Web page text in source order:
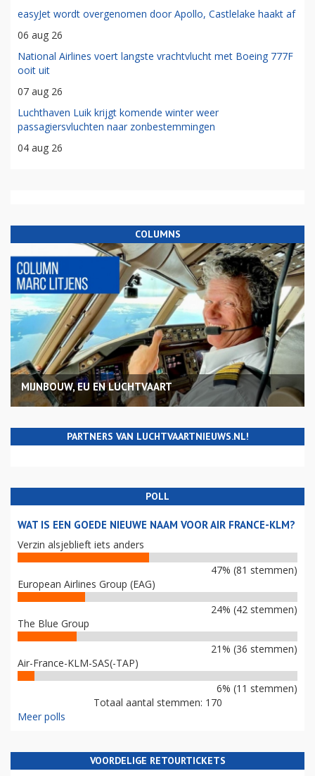
easyJet wordt overgenomen door Apollo, Castlelake haakt af
06 aug 26
National Airlines voert langste vrachtvlucht met Boeing 777F
ooit uit
07 aug 26
Luchthaven Luik krijgt komende winter weer
passagiersvluchten naar zonbestemmingen
04 aug 26
COLUMNS
MIJNBOUW, EU EN LUCHTVAART
PARTNERS VAN LUCHTVAARTNIEUWS.NL!
POLL
WAT IS EEN GOEDE NIEUWE NAAM VOOR AIR FRANCE-KLM?
Verzin alsjeblieft iets anders
47% (81 stemmen)
European Airlines Group (EAG)
24% (42 stemmen)
The Blue Group
21% (36 stemmen)
Air-France-KLM-SAS(-TAP)
6% (11 stemmen)
Totaal aantal stemmen: 170
Meer polls
VOORDELIGE RETOURTICKETS